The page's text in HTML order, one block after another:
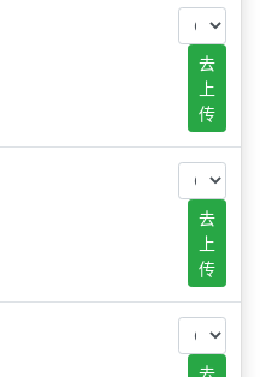
去
上
传
去
上
传
去